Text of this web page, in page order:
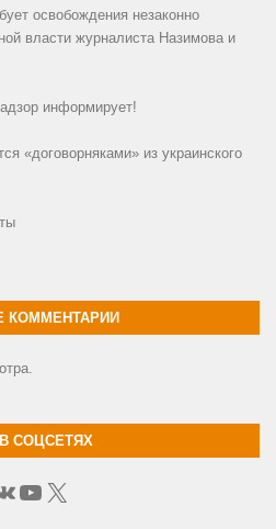
освобождения незаконно
власти журналиста Назимова и
информирует!
«договорняками» из украинского
КОММЕНТАРИИ
СОЦСЕТЯХ
YouTube
X